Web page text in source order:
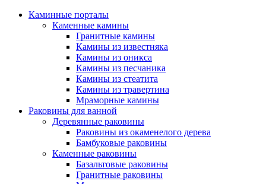
Каминные порталы
Каменные камины
Гранитные камины
Камины из известняка
Камины из оникса
Камины из песчаника
Камины из стеатита
Камины из травертина
Мраморные камины
Раковины для ванной
Деревянные раковины
Раковины из окаменелого дерева
Бамбуковые раковины
Каменные раковины
Базальтовые раковины
Гранитные раковины